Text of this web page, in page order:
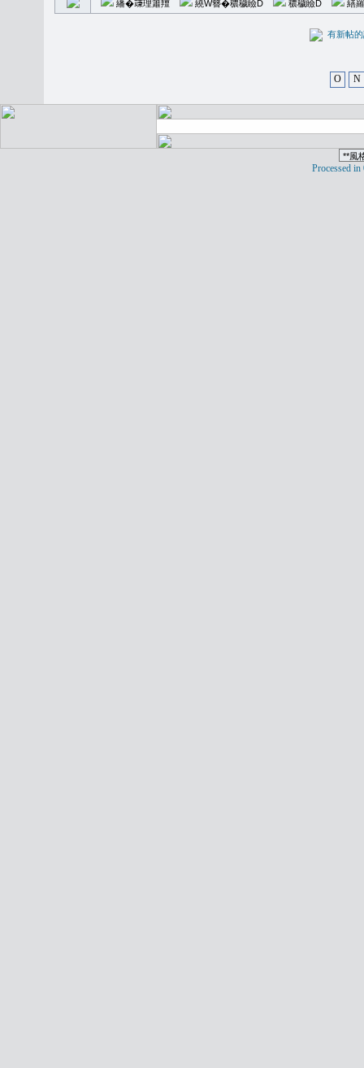
繙�𥪕理簫羶 繞W簪�穠穢瞼D 穠穢瞼D 繕
有新
O N
Processed